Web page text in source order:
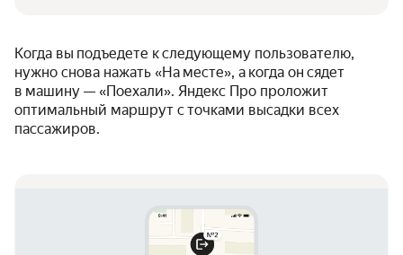
Когда вы подъедете к следующему пользователю,
нужно снова нажать «На месте», а когда он сядет
в машину — «Поехали». Яндекс Про проложит
оптимальный маршрут с точками высадки всех
пассажиров.